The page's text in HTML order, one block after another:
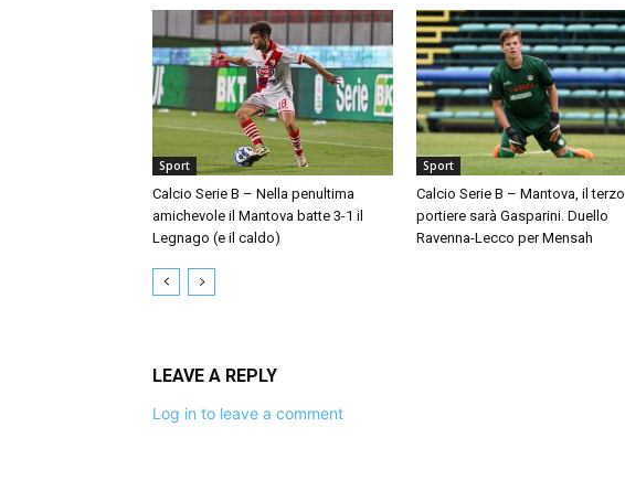
Sport
Calcio Serie B – Nella penultima
amichevole il Mantova batte 3-1 il
Legnago (e il caldo)
Sport
Calcio Serie B – Mantova, il terzo
portiere sarà Gasparini. Duello
Ravenna-Lecco per Mensah
LEAVE A REPLY
Log in to leave a comment